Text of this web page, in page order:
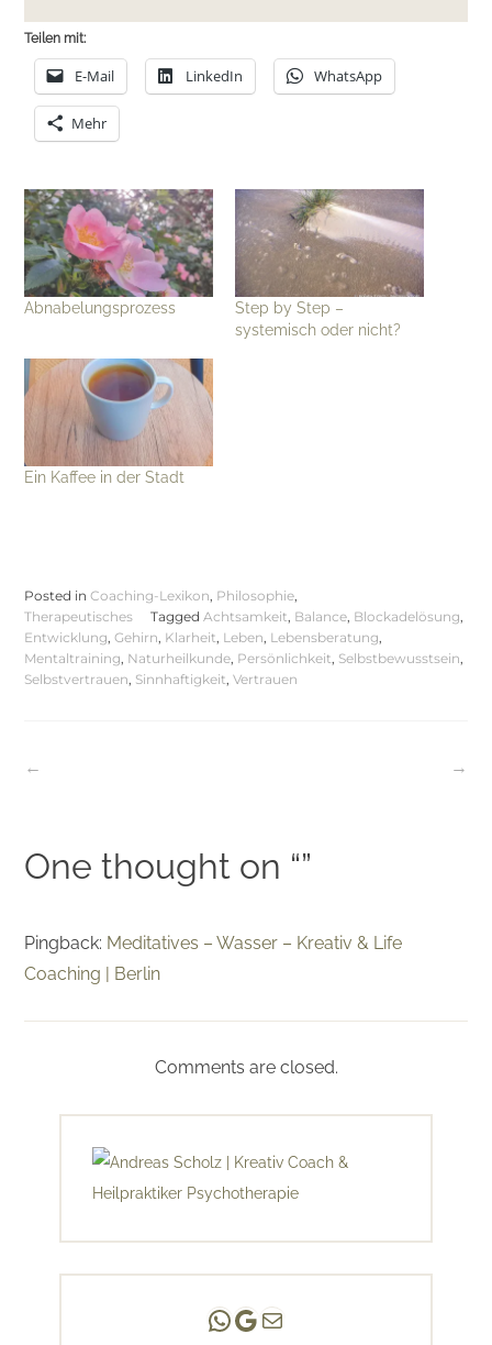
Teilen mit:
E-Mail LinkedIn WhatsApp
Mehr
Abnabelungsprozess
Step by Step –
systemisch oder nicht?
Ein Kaffee in der Stadt
Posted inCoaching-Lexikon, Philosophie,
Therapeutisches
TaggedAchtsamkeit, Balance, Blockadelösung,
Entwicklung,Gehirn, Klarheit, Leben, Lebensberatung,
Mentaltraining, Naturheilkunde, Persönlichkeit, Selbstbewusstsein,
Selbstvertrauen, Sinnhaftigkeit,Vertrauen
Beitragsnavigation
One thought on “”
Pingback: Meditatives – Wasser – Kreativ & Life
Coaching | Berlin
Comments are closed.
Andreas Scholz | (HPP)
Praxis Adlershof
E-Mail an mich ...